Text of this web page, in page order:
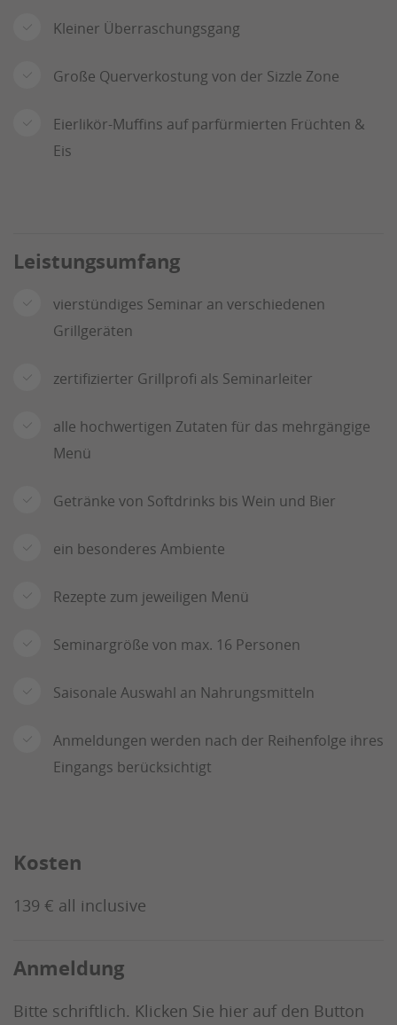
Kleiner Überraschungsgang
Große Querverkostung von der Sizzle Zone
Eierlikör-Muffins auf parfürmierten Früchten &
Eis
Leistungsumfang
vierstündiges Seminar an verschiedenen
Grillgeräten
zertifizierter Grillprofi als Seminarleiter
alle hochwertigen Zutaten für das mehrgängige
Menü
Getränke von Softdrinks bis Wein und Bier
ein besonderes Ambiente
Rezepte zum jeweiligen Menü
Seminargröße von max. 16 Personen
Saisonale Auswahl an Nahrungsmitteln
Anmeldungen werden nach der Reihenfolge ihres
Eingangs berücksichtigt
Kosten
139 € all inclusive
Anmeldung
Bitte schriftlich. Klicken Sie hier auf den Button